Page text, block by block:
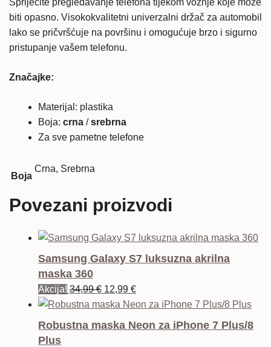
Spriječite pregledavanje telefona tijekom vožnje koje može
biti opasno. Visokokvalitetni univerzalni držač za automobil
lako se pričvršćuje na površinu i omogućuje brzo i sigurno
pristupanje vašem telefonu.
Značajke:
Materijal: plastika
Boja: crna /srebrna
Za sve pametne telefone
Boja
Crna, Srebrna
Povezani proizvodi
Samsung Galaxy S7 luksuzna akrilna
maska 360
Akcija! 34,99€ Izvorna
cijena
bila
12,99 €Trenutna
cijena
Robustna maska Neon za iPhone 7 Plus/8
Plus